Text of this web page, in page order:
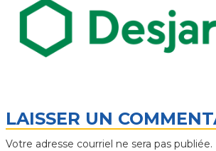
LAISSER UN
Votre adresse courriel ne sera pas publiée.